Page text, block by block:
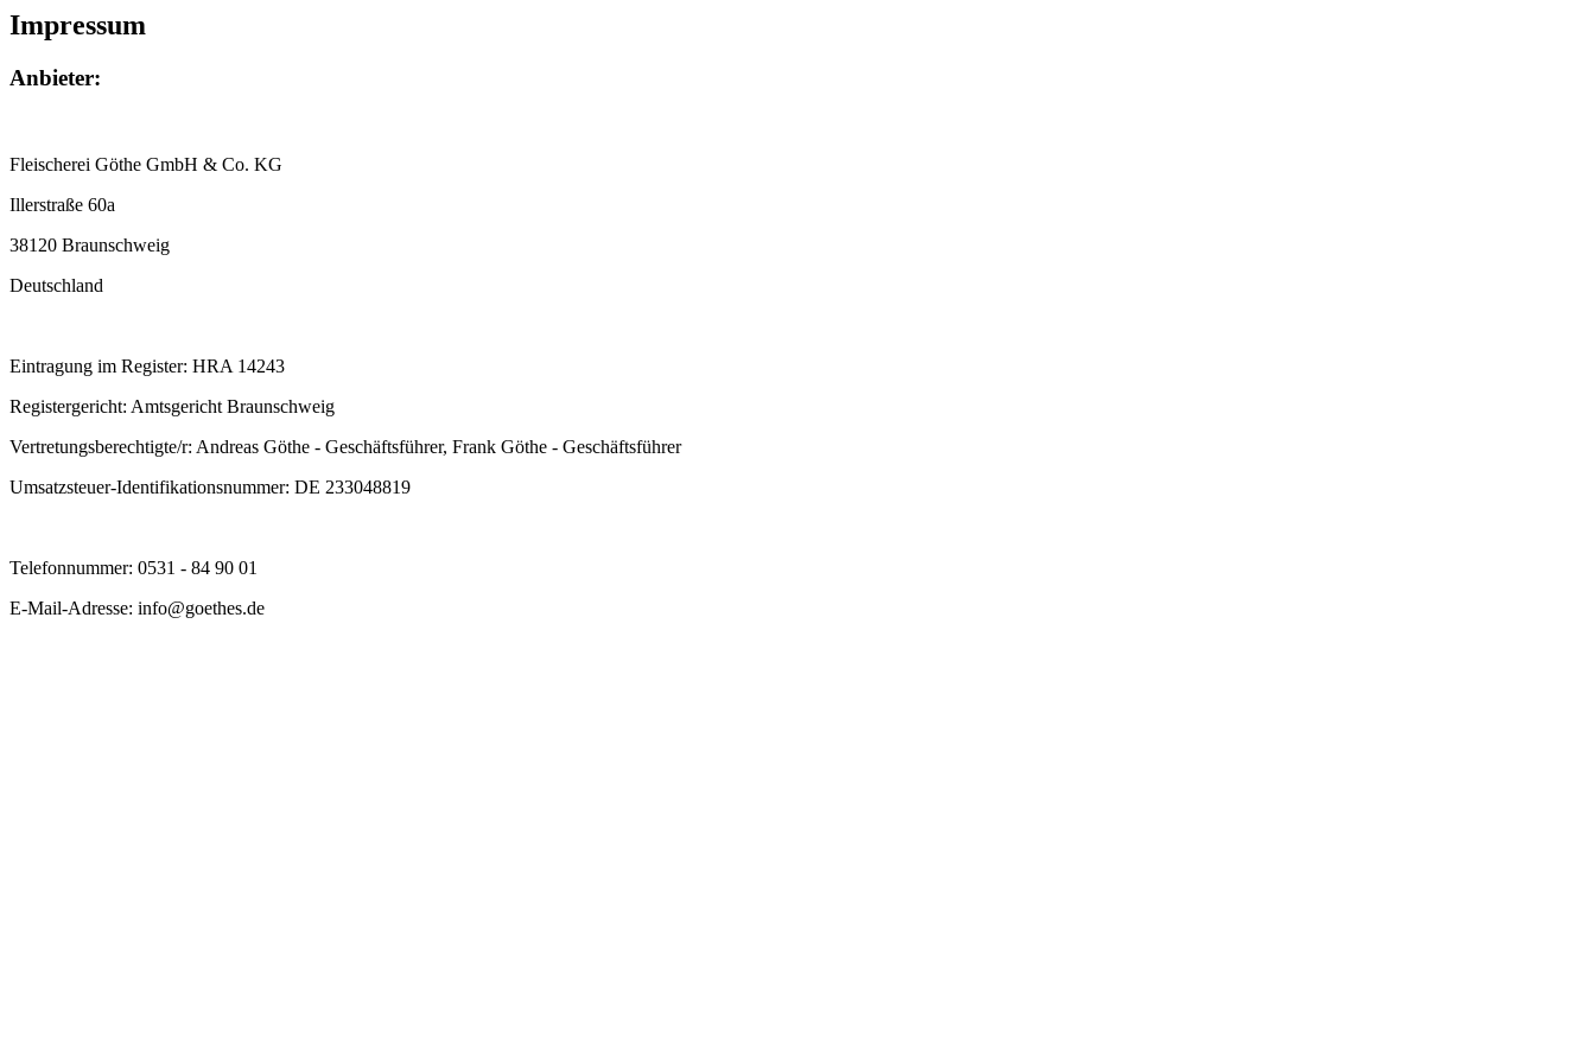
Impressum
Anbieter:
Fleischerei Göthe GmbH & Co. KG
Illerstraße 60a
38120 Braunschweig
Deutschland
Eintragung im Register: HRA 14243
Registergericht: Amtsgericht Braunschweig
Vertretungsberechtigte/r: Andreas Göthe - Geschäftsführer, Frank Göthe - Geschäftsführer
Umsatzsteuer-Identifikationsnummer: DE 233048819
Telefonnummer: 0531 - 84 90 01
E-Mail-Adresse: info@goethes.de